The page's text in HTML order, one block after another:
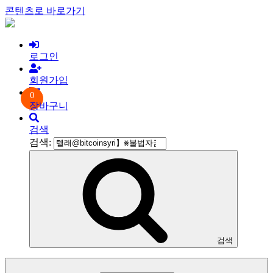
콘텐츠로 바로가기
로그인
회원가입
0
장바구니
검색
검색:
검색